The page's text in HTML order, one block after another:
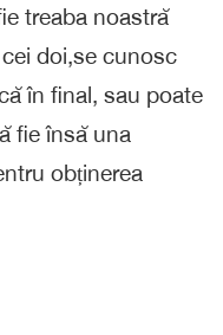
treaba noastră
doi,se cunosc
în final, sau poate
fie însă una
obținerea